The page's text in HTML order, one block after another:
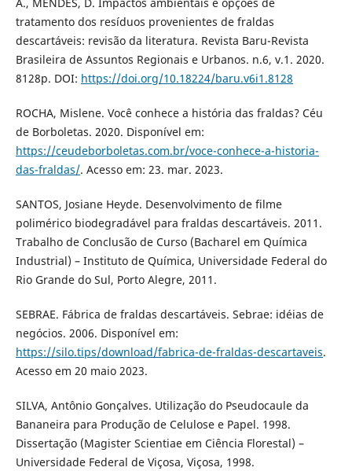
tratamento dos resíduos provenientes de fraldas
descartáveis: revisão da literatura. Revista Baru-Revista
Brasileira de Assuntos Regionais e Urbanos. n.6, v.1. 2020.
8128p. DOI: https://doi.org/10.18224/baru.v6i1.8128
ROCHA, Mislene. Você conhece a história das fraldas? Céu
de Borboletas. 2020. Disponível em:
https://ceudeborboletas.com.br/voce-conhece-a-historia-
das-fraldas/. Acesso em: 23. mar. 2023.
SANTOS, Josiane Heyde. Desenvolvimento de filme
polimérico biodegradável para fraldas descartáveis. 2011.
Trabalho de Conclusão de Curso (Bacharel em Química
Industrial) – Instituto de Química, Universidade Federal do
Rio Grande do Sul, Porto Alegre, 2011.
SEBRAE. Fábrica de fraldas descartáveis. Sebrae: idéias de
negócios. 2006. Disponível em:
https://silo.tips/download/fabrica-de-fraldas-descartaveis.
Acesso em 20 maio 2023.
SILVA, Antônio Gonçalves. Utilização do Pseudocaule da
Bananeira para Produção de Celulose e Papel. 1998.
Dissertação (Magister Scientiae em Ciência Florestal) –
Universidade Federal de Viçosa, Viçosa, 1998.